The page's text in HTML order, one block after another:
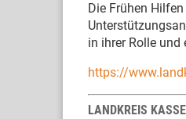
Die Frühen
in ihrer Rolle
https://
LANDKREIS